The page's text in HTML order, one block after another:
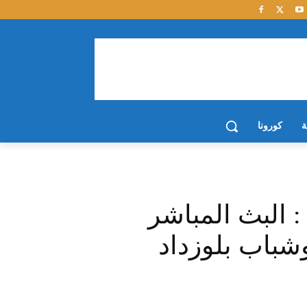
كورونا
دوري أبطال إفريقيا 2021 : البث المباشر
بلوزداد